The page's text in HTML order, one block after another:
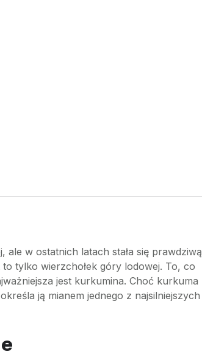
w ostatnich latach stała się prawdziwą
tylko wierzchołek góry lodowej. To, co
jest kurkumina. Choć kurkuma
ją mianem jednego z najsilniejszych